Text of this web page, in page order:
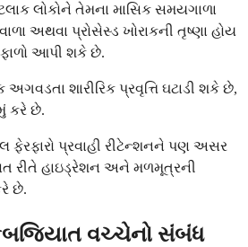
લોકોને તેમના માસિક સમયગાળા
અથવા પ્રોસેસ્ડ ખોરાકની તૃષ્ણા હોય
આપી શકે છે.
અગવડતા શારીરિક પ્રવૃત્તિ ઘટાડી શકે છે,
કરે છે.
ફેરફારો પ્રવાહી રીટેન્શનને પણ અસર
રીતે હાઇડ્રેશન અને મળમૂત્રની
છે.
વચ્ચેનો સંબંધ